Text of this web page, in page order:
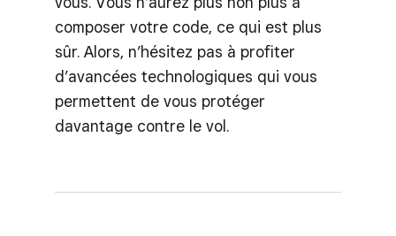
composer votre code, ce qui est plus
sûr. Alors, n’hésitez pas à profiter
d’avancées technologiques qui vous
permettent de vous protéger
davantage contre le vol.